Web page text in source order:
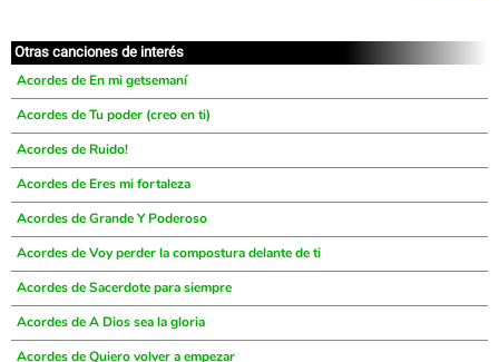
Otras canciones de interés
Acordes de En mi getsemaní
Acordes de Tu poder (creo en ti)
Acordes de Ruido!
Acordes de Eres mi fortaleza
Acordes de Grande Y Poderoso
Acordes de Voy perder la compostura delante de ti
Acordes de Sacerdote para siempre
Acordes de A Dios sea la gloria
Acordes de Quiero volver a empezar